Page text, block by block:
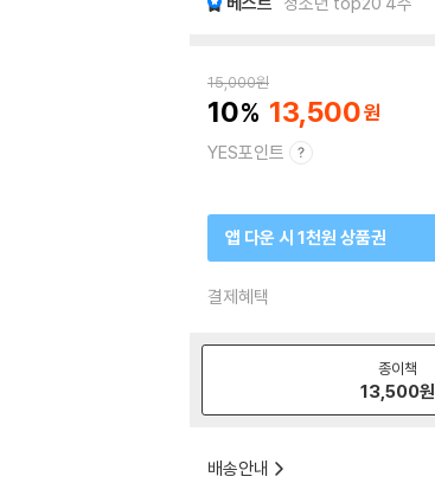
15,000원
10 13,500
YES포인트
앱 다운 시 1천원 상품권
결제혜택
종이책
13,500원
배송안내